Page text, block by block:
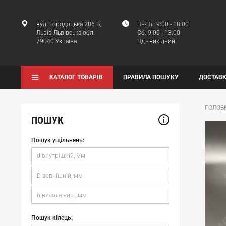
вул. Городоцька 286 Б,
Львів Львівська обл.
79040 Україна
Пн-Пт: 9:00 - 18:00
Сб: 9:00 - 13:00
Нд - вихідний
КАТАЛОГ ТОВАРІВ ПРАВИЛА ПОШУКУ
ПОШУК
Пошук ущільнень:
Пошук кілець: